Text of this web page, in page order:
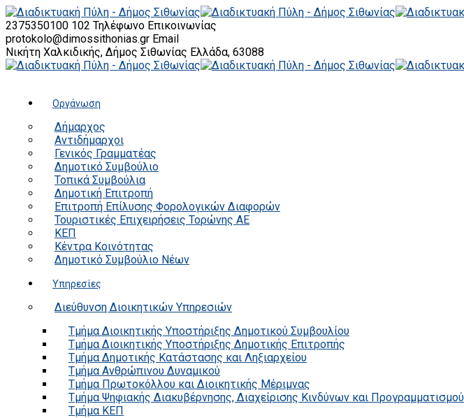
2375350100 102 Τηλέφωνο Επικοινωνίας
protokolo@dimossithonias.gr Email
Νικήτη Χαλκιδικής, Δήμος Σιθωνίας Ελλάδα, 63088
Οργάνωση
Δήμαρχος
Αντιδήμαρχοι
Γενικός Γραμματέας
Δημοτικό Συμβούλιο
Τοπικά Συμβούλια
Δημοτική Επιτροπή
Επιτροπή Επίλυσης Φορολογικών Διαφορών
Τουριστικές Επιχειρήσεις Τορώνης ΑΕ
ΚΕΠ
Κέντρα Κοινότητας
Δημοτικό Συμβούλιο Νέων
Υπηρεσίες
Διεύθυνση Διοικητικών Υπηρεσιών
Τμήμα Διοικητικής Υποστήριξης Δημοτικού Συμβουλίου
Τμήμα Διοικητικής Υποστήριξης Δημοτικής Επιτροπής
Τμήμα Δημοτικής Κατάστασης και Ληξιαρχείου
Τμήμα Ανθρώπινου Δυναμικού
Τμήμα Πρωτοκόλλου και Διοικητικής Μέριμνας
Τμήμα Ψηφιακής Διακυβέρνησης, Διαχείρισης Κινδύνων και Προγραμματισμού
Τμήμα ΚΕΠ